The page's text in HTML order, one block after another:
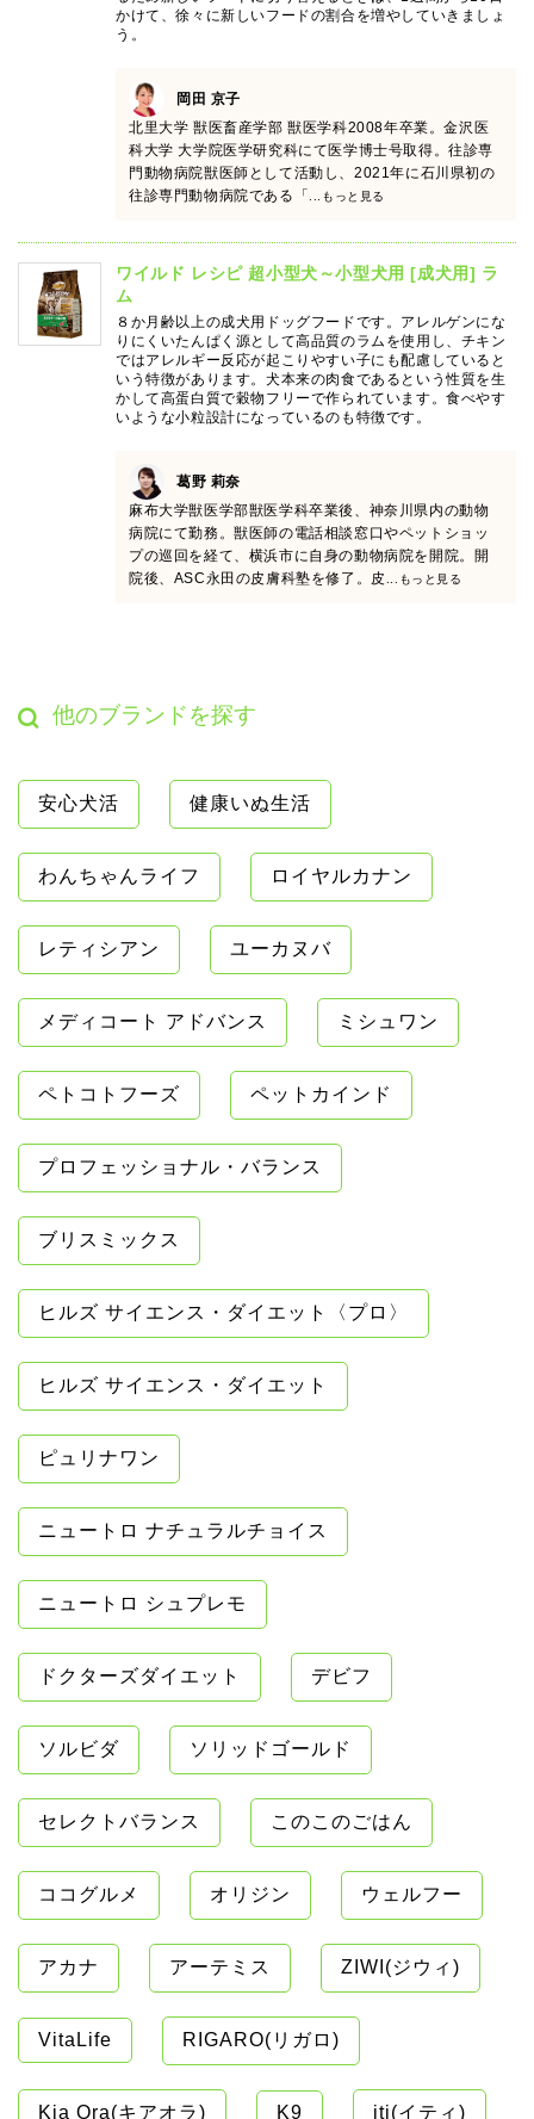
かけて、徐々に新しいフードの割合を増やしていきましょ
う。
岡田 京子
北里大学 獣医畜産学部 獣医学科2008年卒業。金沢医
科大学 大学院医学研究科にて医学博士号取得。往診専
門動物病院獣医師として活動し、2021年に石川県初の
往診専門動物病院である「...もっと見る
ワイルド レシピ 超小型犬～小型犬用 [成犬用] ラ
ム
８か月齢以上の成犬用ドッグフードです。アレルゲンにな
りにくいたんぱく源として高品質のラムを使用し、チキン
ではアレルギー反応が起こりやすい子にも配慮していると
いう特徴があります。犬本来の肉食であるという性質を生
かして高蛋白質で穀物フリーで作られています。食べやす
いような小粒設計になっているのも特徴です。
葛野 莉奈
麻布大学獣医学部獣医学科卒業後、神奈川県内の動物
病院にて勤務。獣医師の電話相談窓口やペットショッ
プの巡回を経て、横浜市に自身の動物病院を開院。開
院後、ASC永田の皮膚科塾を修了。皮
...もっと見る
他のブランドを探す
安心犬活 健康いぬ生活
わんちゃんライフ ロイヤルカナン
レティシアン ユーカヌバ
メディコート アドバンス ミシュワン
ペトコトフーズ ペットカインド
プロフェッショナル・バランス
ブリスミックス
ヒルズ サイエンス・ダイエット〈プロ〉
ヒルズ サイエンス・ダイエット
ピュリナワン
ニュートロ ナチュラルチョイス
ニュートロ シュプレモ
ドクターズダイエット デビフ
ソルビダ ソリッドゴールド
セレクトバランス このこのごはん
ココグルメ オリジン ウェルフー
アカナ アーテミス ZIWI(ジウィ)
VitaLife RIGARO(リガロ)
Kia Ora(キアオラ) K9 iti(イティ)